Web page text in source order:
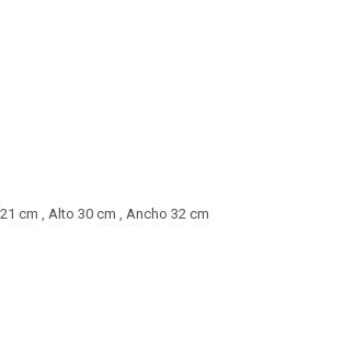
cm , Alto 30 cm , Ancho 32 cm